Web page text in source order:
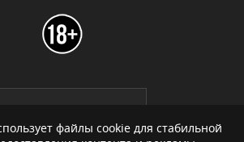
файлы cookie для стабильной